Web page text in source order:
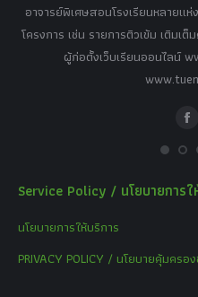
อาจารย์พิเศษสอนโรงเรียนหลายแ
โครงการ เช่น รายการติวเข้ม เติมเ
ผู้ก่อตั้งเว็บเรียนออนไลน์
Service Policy / นโยบายการใ
นโยบายการให้บริการ
PRIVACY POLICY / นโยบายคุ้มคร